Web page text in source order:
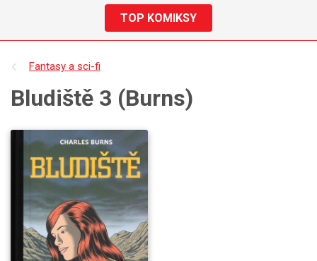
TOP KOMIKSY
Fantasy a sci-fi
Bludiště 3 (Burns)